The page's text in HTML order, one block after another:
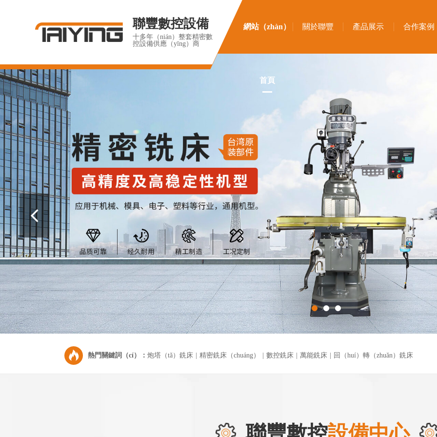
聯豐數控設備
十多年（nián）整套精密數
控設備供應（yīng）商
網站（zhàn）
首頁
關於聯豐 產品展示 合作案例

 熱門關鍵詞（cí）： 炮塔（tǎ）銑床 精密銑床（chuáng） 數控銑床 萬能銑床 回（huí）轉（zhuǎn）銑床